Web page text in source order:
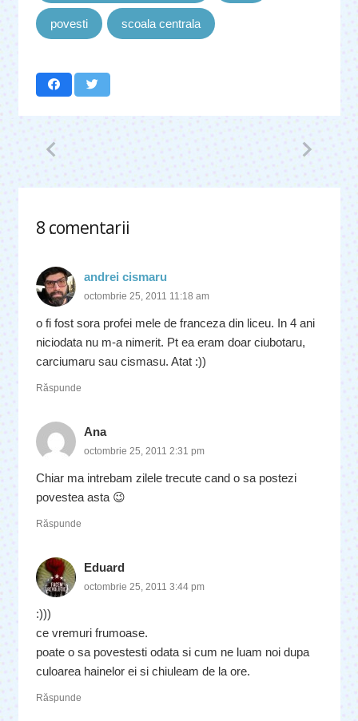
povesti scoala centrala
8 comentarii
.
andrei cismaru
octombrie 25, 2011 11:18 am
o fi fost sora profei mele de franceza din liceu. In 4 ani
niciodata nu m-a nimerit. Pt ea eram doar ciubotaru,
carciumaru sau cismasu. Atat :))
Răspunde
Ana
octombrie 25, 2011 2:31 pm
Chiar ma intrebam zilele trecute cand o sa postezi
povestea asta 😉
Răspunde
Eduard
octombrie 25, 2011 3:44 pm
:)))
ce vremuri frumoase.
poate o sa povestesti odata si cum ne luam noi dupa
culoarea hainelor ei si chiuleam de la ore.
Răspunde